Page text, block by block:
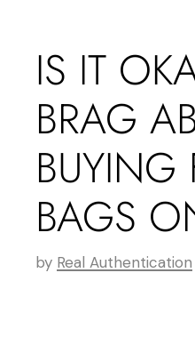
IS IT
BRAG
BUYING
BAGS
by Real Authentication